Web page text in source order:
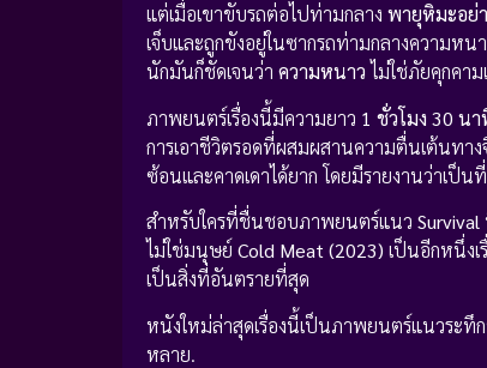
แต่เมื่อเขาขับรถต่อไปท่ามกลาง พายุหิมะอย่
เจ็บและถูกขังอยู่ในซากรถท่ามกลางความห
นักมันก็ชัดเจนว่า ความหนาวไม่ใช่ภัยคุกคา
ภาพยนตร์เรื่องนี้มีความยาว 1 ชั่วโมง 30 นา
การเอาชีวิตรอดที่ผสมผสานความตื่นเต้นทา
ซ้อนและคาดเดาได้ยาก โดยมีรายงานว่าเป็
สำหรับใครที่ชื่นชอบภาพยนตร์แนว Survival
ไม่ใช่มนุษย์ Cold Meat (2023) เป็นอีกหนึ่ง
เป็นสิ่งที่อันตรายที่สุด
หนังใหม่ล่าสุดเรื่องนี้เป็นภาพยนตร์แนวระ
หลาย.